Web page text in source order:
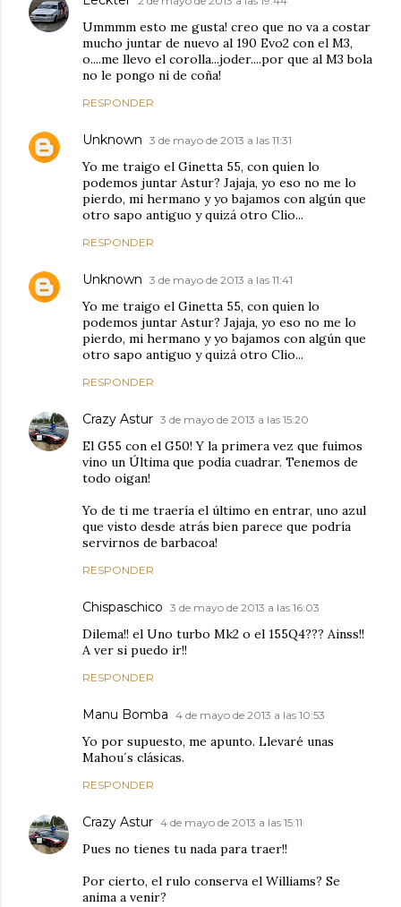
Ummmm esto me gusta! creo que no va a costar
mucho juntar de nuevo al 190 Evo2 con el M3,
o....me llevo el corolla...joder....por que al M3 bola
no le pongo ni de coña!
RESPONDER
Unknown 3 de mayo de 2013 a las 11:31
Yo me traigo el Ginetta 55, con quien lo
podemos juntar Astur? Jajaja, yo eso no me lo
pierdo, mi hermano y yo bajamos con algún que
otro sapo antiguo y quizá otro Clio...
RESPONDER
Unknown 3 de mayo de 2013 a las 11:41
Yo me traigo el Ginetta 55, con quien lo
podemos juntar Astur? Jajaja, yo eso no me lo
pierdo, mi hermano y yo bajamos con algún que
otro sapo antiguo y quizá otro Clio...
RESPONDER
Crazy Astur 3 de mayo de 2013 a las 15:20
El G55 con el G50! Y la primera vez que fuimos
vino un Última que podía cuadrar. Tenemos de
todo oigan!
Yo de ti me traería el último en entrar, uno azul
que visto desde atrás bien parece que podría
servirnos de barbacoa!
RESPONDER
Chispaschico 3 de mayo de 2013 a las 16:03
Dilema!! el Uno turbo Mk2 o el 155Q4??? Ainss!!
A ver si puedo ir!!
RESPONDER
Manu Bomba 4 de mayo de 2013 a las 10:53
Yo por supuesto, me apunto. Llevaré unas
Mahou´s clásicas.
RESPONDER
Crazy Astur 4 de mayo de 2013 a las 15:11
Pues no tienes tu nada para traer!!
Por cierto, el rulo conserva el Williams? Se
anima a venir?